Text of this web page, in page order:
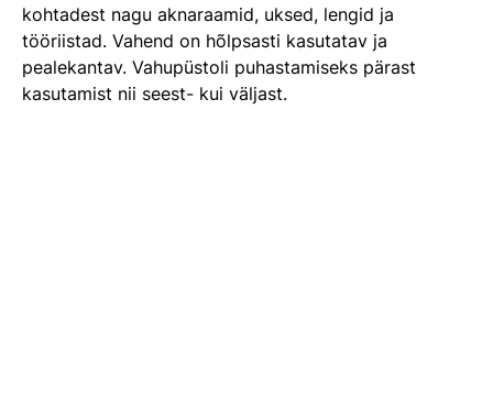
kohtadest nagu aknaraamid, uksed, lengid ja
tööriistad. Vahend on hõlpsasti kasutatav ja
pealekantav. Vahupüstoli puhastamiseks pärast
kasutamist nii seest- kui väljast.